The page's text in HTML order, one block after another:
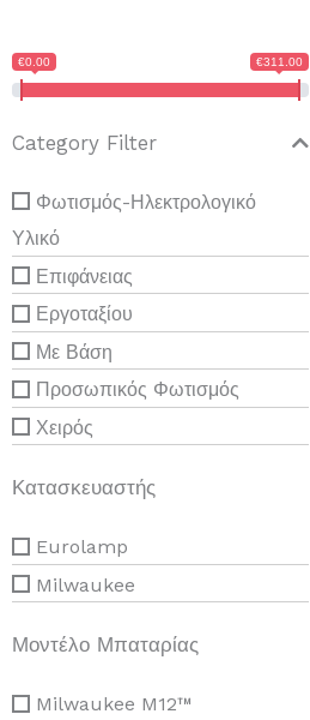
€0.00 €311.00
Category Filter
Φωτισμός-Ηλεκτρολογικό
Υλικό
Επιφάνειας
Εργοταξίου
Με Βάση
Προσωπικός Φωτισμός
Χειρός
Κατασκευαστής
Eurolamp
Milwaukee
Μοντέλο Μπαταρίας
Milwaukee M12™